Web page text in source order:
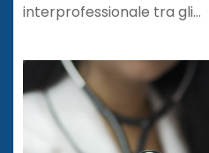
interprofessionale tra gli…